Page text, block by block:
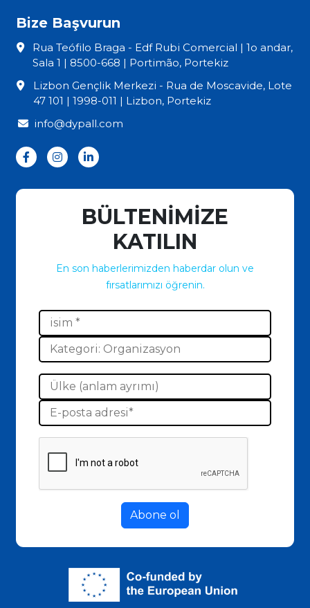
Bize Başvurun
Rua Teófilo Braga - Edf Rubi Comercial | 1o andar,
Sala 1 | 8500-668 | Portimão, Portekiz
Lizbon Gençlik Merkezi - Rua de Moscavide, Lote
47 101 | 1998-011 | Lizbon, Portekiz
info@dypall.com
BÜLTENİMİZE
KATILIN
En son haberlerimizden haberdar olun ve
fırsatlarımızı öğrenin.